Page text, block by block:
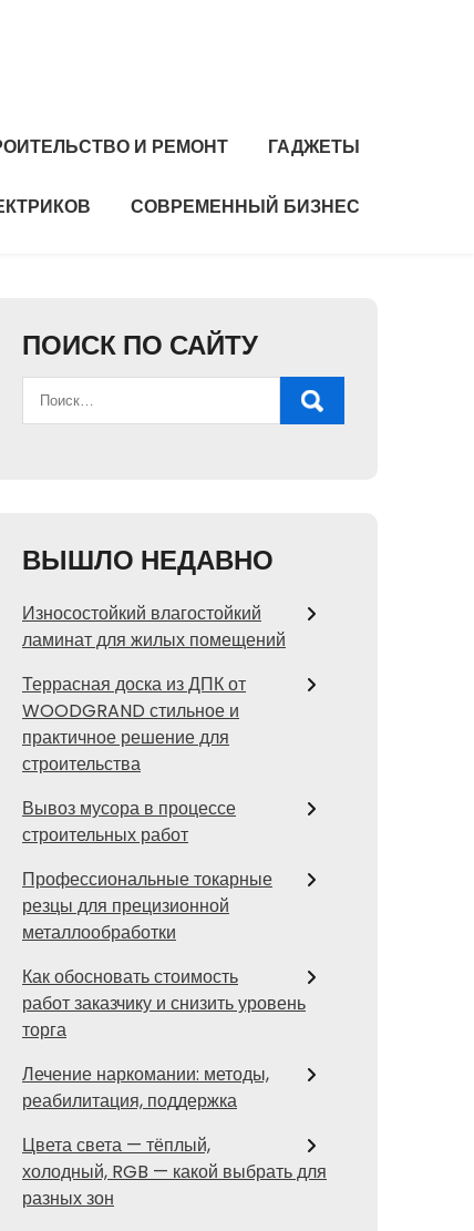
И РЕМОНТ ГАДЖЕТЫ
СОВРЕМЕННЫЙ БИЗНЕС
ПОИСК ПО САЙТУ
ВЫШЛО НЕДАВНО
Износостойкий влагостойкий
ламинат для жилых помещений
Террасная доска из ДПК от
WOODGRAND стильное и
практичное решение для
строительства
Вывоз мусора в процессе
строительных работ
Профессиональные токарные
резцы для прецизионной
металлообработки
Как обосновать стоимость
работ заказчику и снизить уровень
торга
Лечение наркомании: методы,
реабилитация, поддержка
Цвета света — тёплый,
холодный, RGB — какой выбрать для
разных зон